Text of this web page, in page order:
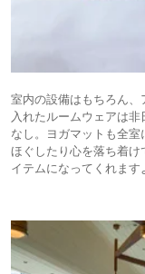
室内の設備はもちろん、
入れたルームウェアは
なし。ヨガマットも全
ほぐしたり心を落ち着
イテムになってくれます